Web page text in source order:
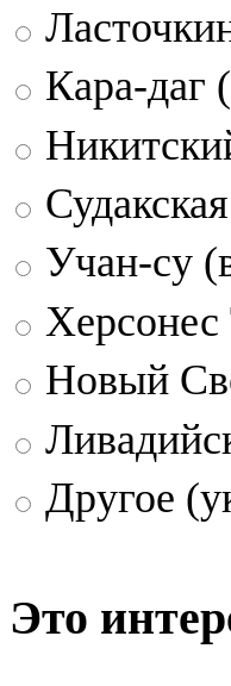
Кара-даг
Учан-су
Херсонес
Новый
Другое
Это